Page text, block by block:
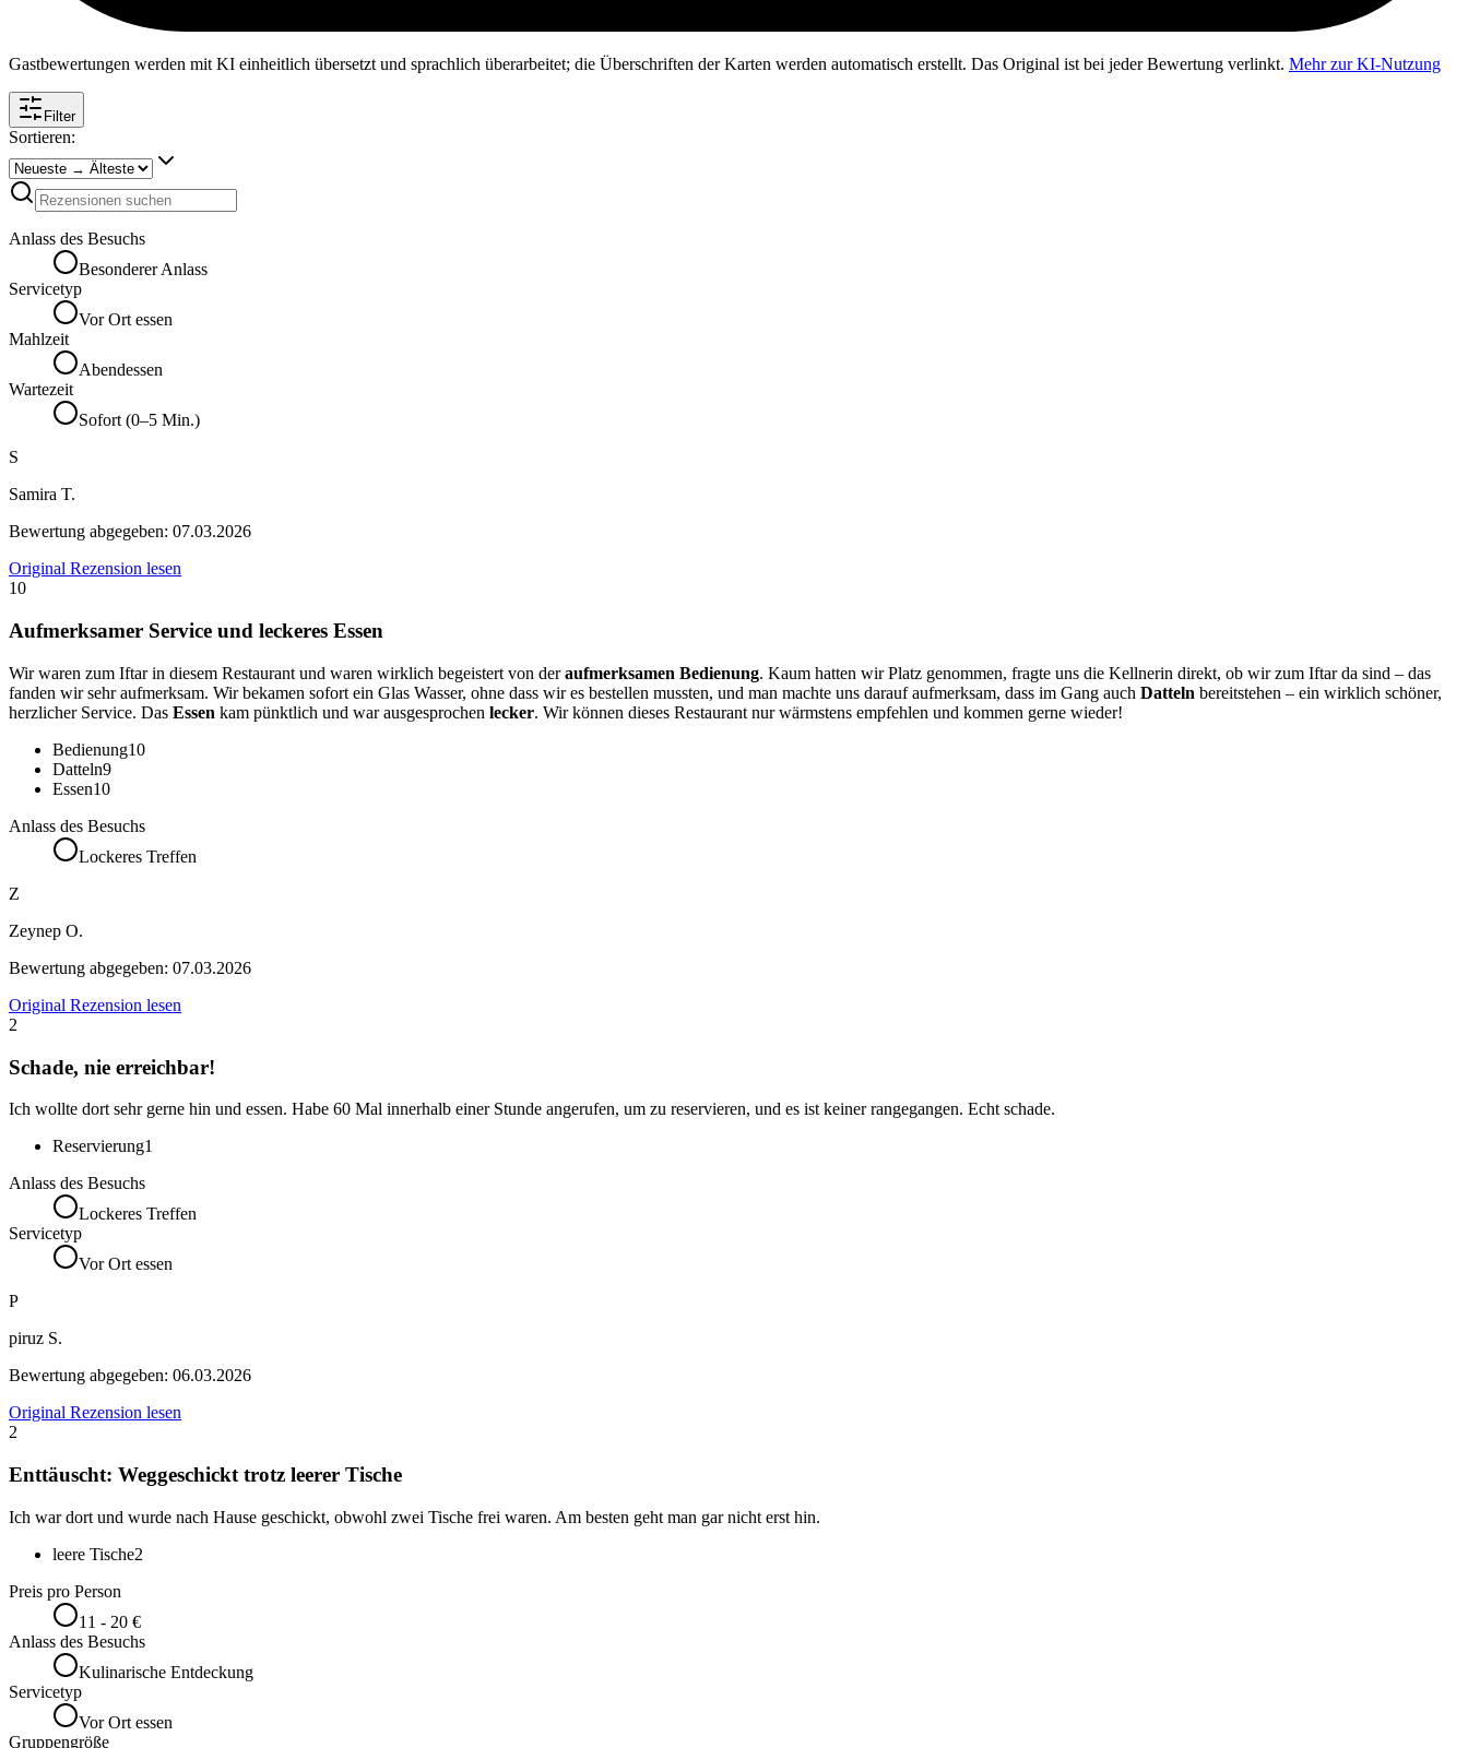
Gastbewertungen werden mit KI einheitlich übersetzt und sprachlich überarbeitet; die Überschriften der Karten werden automatisch erstellt. Das Original ist bei jeder Bewertung verlinkt. Mehr zur KI-Nutzung
Filter
Sortieren:
Anlass des Besuchs
Besonderer Anlass
Servicetyp
Vor Ort essen
Mahlzeit
Abendessen
Wartezeit
Sofort (0–5 Min.)
S
Samira T.
Bewertung abgegeben: 07.03.2026
Original Rezension lesen
10
Aufmerksamer Service und leckeres Essen
Wir waren zum Iftar in diesem Restaurant und waren wirklich begeistert von deraufmerksamen Bedienung. Kaum hatten wir Platz genommen, fragte uns die Kellnerin direkt, ob wir zum Iftar da sind – das
fanden wir sehr aufmerksam. Wir bekamen sofort ein Glas Wasser, ohne dass wir es bestellen mussten, und man machte uns darauf aufmerksam, dass im Gang auch Datteln bereitstehen – ein wirklich schöner,
herzlicher Service. Das Essen kam pünktlich und war ausgesprochen lecker. Wir können dieses Restaurant nur wärmstens empfehlen und kommen gerne wieder!
Bedienung10
Datteln9
Essen10
Anlass des Besuchs
Lockeres Treffen
Z
Zeynep O.
Bewertung abgegeben: 07.03.2026
Original Rezension lesen
2
Schade, nie erreichbar!
Ich wollte dort sehr gerne hin und essen. Habe 60 Mal innerhalb einer Stunde angerufen, um zu reservieren, und es ist keiner rangegangen. Echt schade.
Reservierung1
Anlass des Besuchs
Lockeres Treffen
Servicetyp
Vor Ort essen
P
piruz S.
Bewertung abgegeben: 06.03.2026
Original Rezension lesen
2
Enttäuscht: Weggeschickt trotz leerer Tische
Ich war dort und wurde nach Hause geschickt, obwohl zwei Tische frei waren. Am besten geht man gar nicht erst hin.
leere Tische2
Preis pro Person
11 - 20 €
Anlass des Besuchs
Kulinarische Entdeckung
Servicetyp
Vor Ort essen
Gruppengröße